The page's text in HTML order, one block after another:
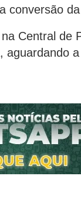
conversão
Central de
aguardando